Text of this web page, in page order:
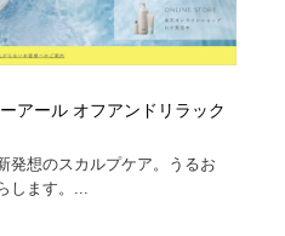
アール オフアンドリラック
発想のスカルプケア。うるお
します。...